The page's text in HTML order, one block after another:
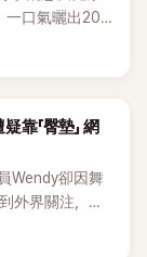
一口氣曬出20
日蛋糕照意外
「臀墊」 網
Wendy卻因舞
外界關注，又
光後，再度因